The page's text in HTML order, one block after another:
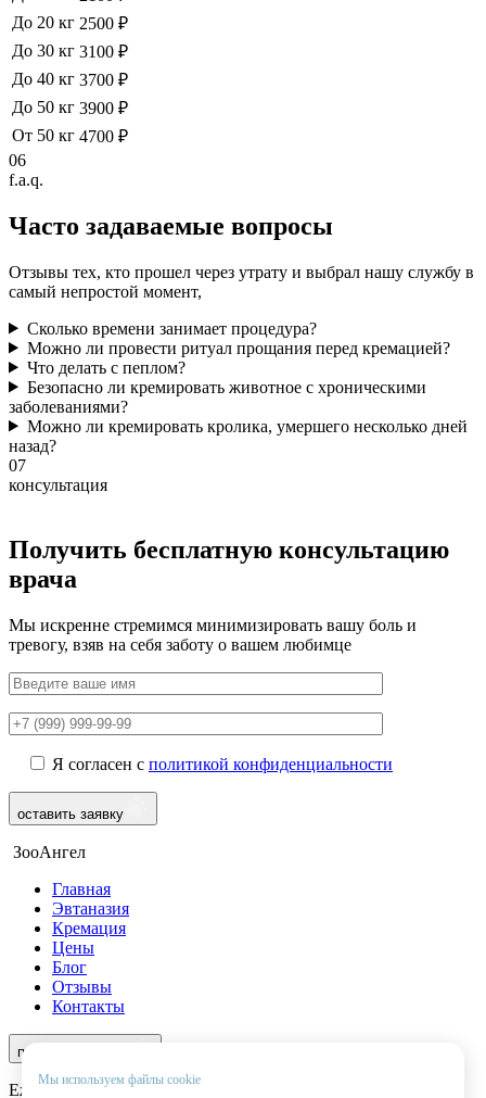
До 20 кг 2500 ₽
До 30 кг 3100 ₽
До 40 кг 3700 ₽
До 50 кг 3900 ₽
От 50 кг 4700 ₽
06
f.a.q.
Часто задаваемые вопросы
Отзывы тех, кто прошел через утрату и выбрал нашу службу в
самый непростой момент,
Сколько времени занимает процедура?
Можно ли провести ритуал прощания перед кремацией?
Что делать с пеплом?
Безопасно ли кремировать животное с хроническими
заболеваниями?
Можно ли кремировать кролика, умершего несколько дней
назад?
07
консультация
Получить бесплатную консультацию
врача
Мы искренне стремимся минимизировать вашу боль и
тревогу, взяв на себя заботу о вашем любимце
Я согласен с политикой конфиденциальности
оставить заявку
Мы используем файлы cookie
ЗооАнгел
Главная
Эвтаназия
Кремация
Цены
Блог
Отзывы
Контакты
перезвоните мне
Ежедневно с 9:00 до 22:00